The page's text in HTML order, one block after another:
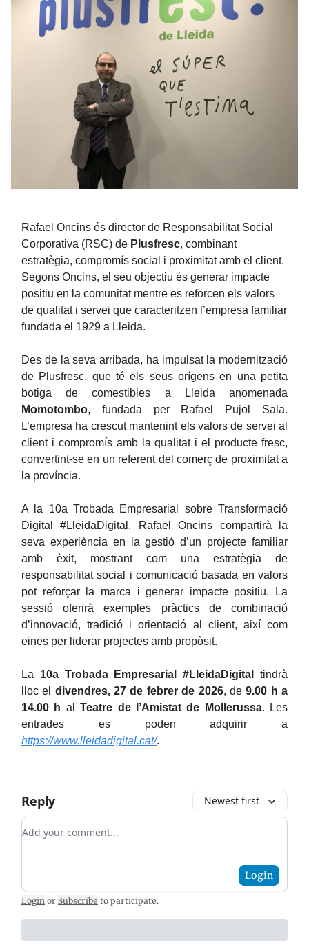
Rafael Oncins és director de Responsabilitat Social
Corporativa (RSC) de Plusfresc, combinant
estratègia, compromís social i proximitat amb el client.
Segons Oncins, el seu objectiu és generar impacte
positiu en la comunitat mentre es reforcen els valors
de qualitat i servei que caracteritzen l’empresa familiar
fundada el 1929 a Lleida.
Des de la seva arribada, ha impulsat la modernització
de Plusfresc, que té els seus orígens en una petita
botiga de comestibles a Lleida anomenada
Momotombo, fundada per Rafael Pujol Sala.
L’empresa ha crescut mantenint els valors de servei al
client i compromís amb la qualitat i el producte fresc,
convertint-se en un referent del comerç de proximitat a
la província.
A la 10a Trobada Empresarial sobre Transformació
Digital #LleidaDigital, Rafael Oncins compartirà la
seva experiència en la gestió d’un projecte familiar
amb èxit, mostrant com una estratègia de
responsabilitat social i comunicació basada en valors
pot reforçar la marca i generar impacte positiu. La
sessió oferirà exemples pràctics de combinació
d’innovació, tradició i orientació al client, així com
eines per liderar projectes amb propòsit.
La 10a Trobada Empresarial #LleidaDigital
tindrà
lloc el divendres, 27 de febrer de 2026, de9.00 h a
14.00 h alTeatre de l’Amistat de Mollerussa. Les
entrades es poden adquirir a
https://www.lleidadigital.cat/.
Reply Newest first
Add your comment
Login
Login or Subscribe to participate.